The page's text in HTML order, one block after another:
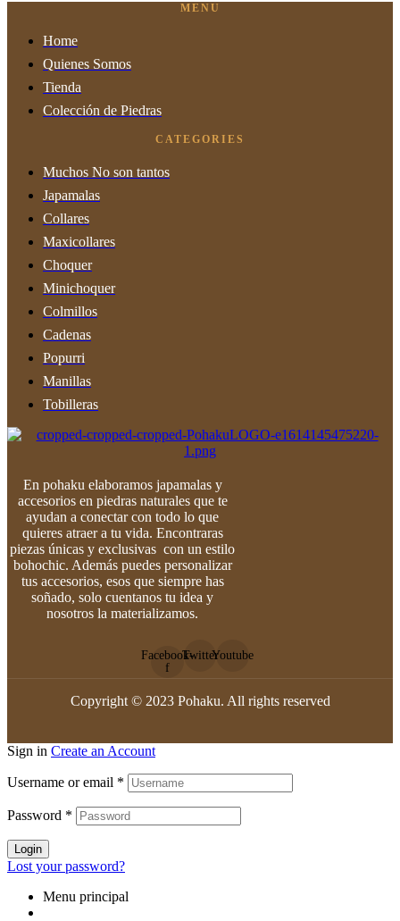
MENU
Home
Quienes Somos
Tienda
Colección de Piedras
CATEGORIES
Muchos No son tantos
Japamalas
Collares
Maxicollares
Choquer
Minichoquer
Colmillos
Cadenas
Popurri
Manillas
Tobilleras
En pohaku elaboramos japamalas y
accesorios en piedras naturales que te
ayudan a conectar con todo lo que
quieres atraer a tu vida. Encontraras
piezas únicas y exclusivas con un estilo
bohochic. Además puedes personalizar
tus accesorios, esos que siempre has
soñado, solo cuentanos tu idea y
nosotros la materializamos.
Facebook-
f
TwitterYoutube
Copyright © 2023 Pohaku. All rights reserved
Sign in Create an Account
Username or email *
Password *
Login
Lost your password?
Menu principal